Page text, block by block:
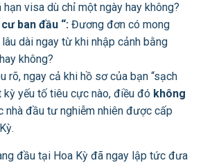
hạn visa dù chỉ một ngày hay không?
ban đầu “: Đương đơn có mong
dài ngay từ khi nhập cảnh bằng
không?
rõ, ngay cả khi hồ sơ của bạn “sạch
kỳ yếu tố tiêu cực nào, điều đó không
nhà đầu tư nghiễm nhiên được cấp
đầu tại Hoa Kỳ đã ngay lập tức đưa